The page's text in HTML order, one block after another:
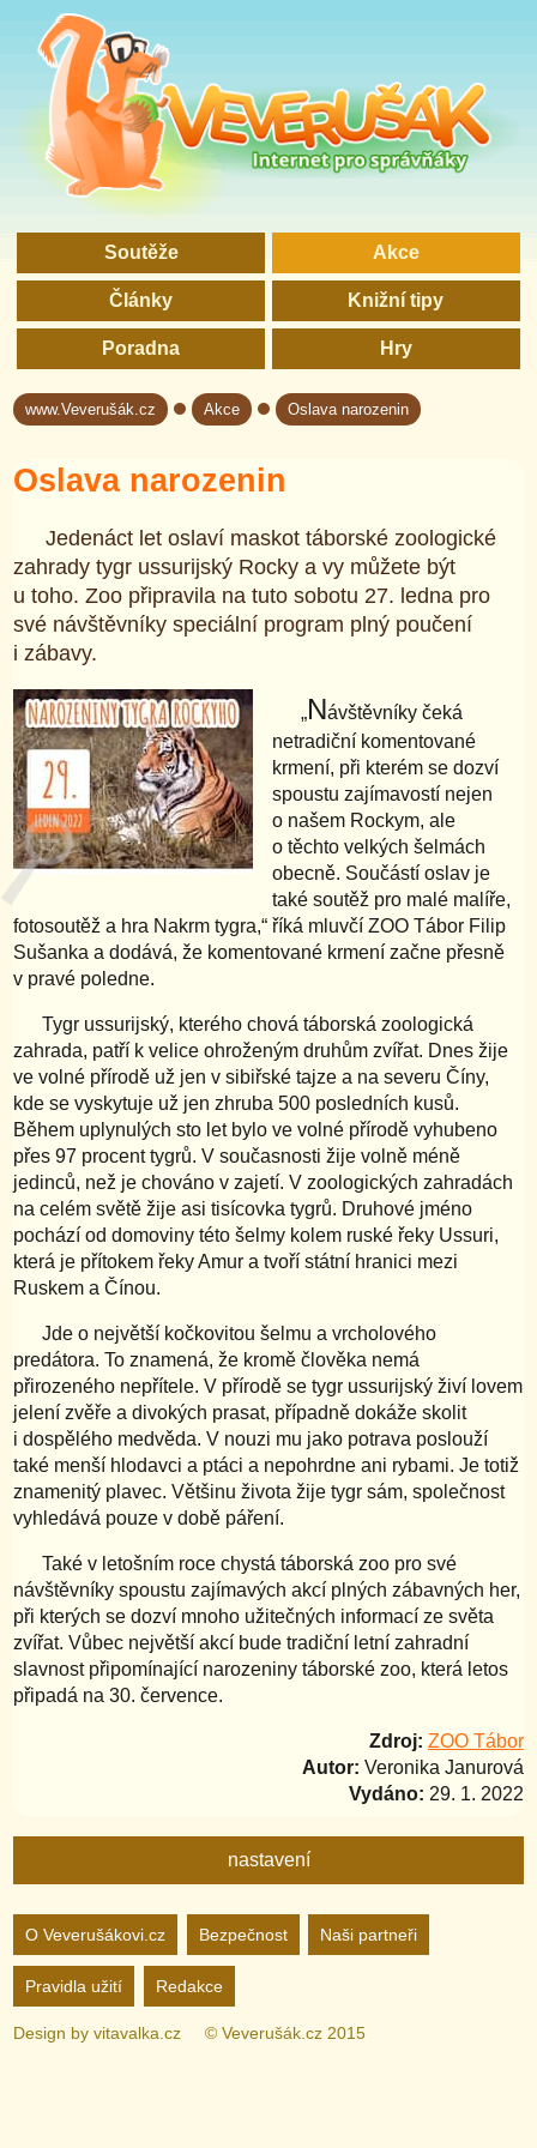
Soutěže Akce
Články Knižní tipy
Poradna Hry
www.Veverušák.cz→ Akce→ Oslava narozenin
Oslava narozenin
Jedenáct let oslaví maskot táborské zoologické
zahrady tygr ussurijský Rocky a vy můžete být
u toho. Zoo připravila na tuto sobotu 27. ledna pro
své návštěvníky speciální program plný poučení
i zábavy.
„Návštěvníky čeká
netradiční komentované
krmení, při kterém se dozví
spoustu zajímavostí nejen
o našem Rockym, ale
o těchto velkých šelmách
obecně. Součástí oslav je
také soutěž pro malé malíře,
fotosoutěž a hra Nakrm tygra,“ říká mluvčí ZOO Tábor Filip
Sušanka a dodává, že komentované krmení začne přesně
v pravé poledne.
Tygr ussurijský, kterého chová táborská zoologická
zahrada, patří k velice ohroženým druhům zvířat. Dnes žije
ve volné přírodě už jen v sibiřské tajze a na severu Číny,
kde se vyskytuje už jen zhruba 500 posledních kusů.
Během uplynulých sto let bylo ve volné přírodě vyhubeno
přes 97 procent tygrů. V současnosti žije volně méně
jedinců, než je chováno v zajetí. V zoologických zahradách
na celém světě žije asi tisícovka tygrů. Druhové jméno
pochází od domoviny této šelmy kolem ruské řeky Ussuri,
která je přítokem řeky Amur a tvoří státní hranici mezi
Ruskem a Čínou.
Jde o největší kočkovitou šelmu a vrcholového
predátora. To znamená, že kromě člověka nemá
přirozeného nepřítele. V přírodě se tygr ussurijský živí lovem
jelení zvěře a divokých prasat, případně dokáže skolit
i dospělého medvěda. V nouzi mu jako potrava poslouží
také menší hlodavci a ptáci a nepohrdne ani rybami. Je totiž
znamenitý plavec. Většinu života žije tygr sám, společnost
vyhledává pouze v době páření.
Také v letošním roce chystá táborská zoo pro své
návštěvníky spoustu zajímavých akcí plných zábavných her,
při kterých se dozví mnoho užitečných informací ze světa
zvířat. Vůbec největší akcí bude tradiční letní zahradní
slavnost připomínající narozeniny táborské zoo, která letos
připadá na 30. července.
Zdroj: ZOO Tábor
Autor: Veronika Janurová
Vydáno: 29. 1. 2022
nastavení
Nastavení webu
Animované
O Veverušákovi.cz Bezpečnost Naši partneři
Pravidla užití Redakce
Design byvitavalka.cz © Veverušák.cz 2015